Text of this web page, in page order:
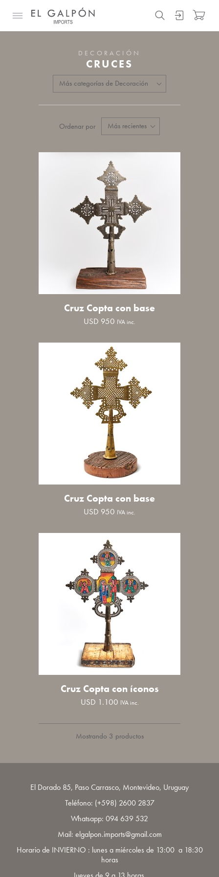
DECORACIÓN
CRUCES
Ordenar por
Cruz Copta con base
USD 950 IVA inc.
Cruz Copta con base
USD 950 IVA inc.
Cruz Copta con íconos
USD 1.100 IVA inc.
Mostrando 3 productos
El Dorado 85, Paso Carrasco, Montevideo, Uruguay
Teléfono: (+598) 2600 2837
Whatsapp: 094 639 532
Mail: elgalpon.imports@gmail.com
Horario de INVIERNO : lunes a miércoles de 13:00 a 18:30
horas